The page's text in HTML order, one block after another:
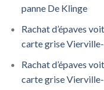
panne De Klinge
Rachat d’épaves
carte grise
Rachat d’épaves
carte grise